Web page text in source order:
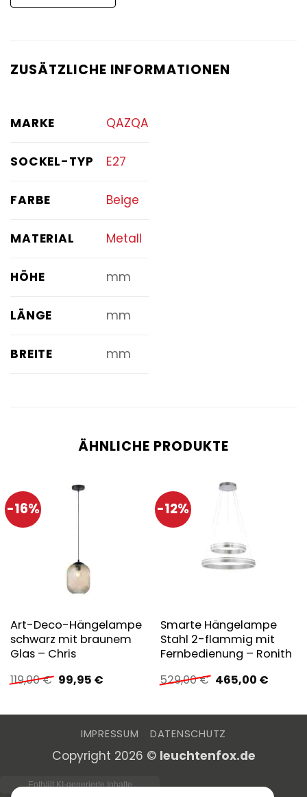
ZUSÄTZLICHE INFORMATIONEN
MARKE QAZQA
SOCKEL-TYP E27
FARBE Beige
MATERIAL Metall
HÖHE mm
LÄNGE mm
BREITE mm
ÄHNLICHE PRODUKTE
-16%
Art-Deco-Hängelampe
schwarz mit braunem
Glas – Chris
119,00€ Ursprünglicher
Preis
119,00 €
99,95 €Aktueller
99,95 €.
-12%
Smarte Hängelampe
Stahl 2-flammig mit
Fernbedienung – Ronith
529,00€ Ursprünglicher
Preis
529,00 €
465,00 €
IMPRESSUM DATENSCHUTZ
Copyright 2026 © leuchtenfox.de